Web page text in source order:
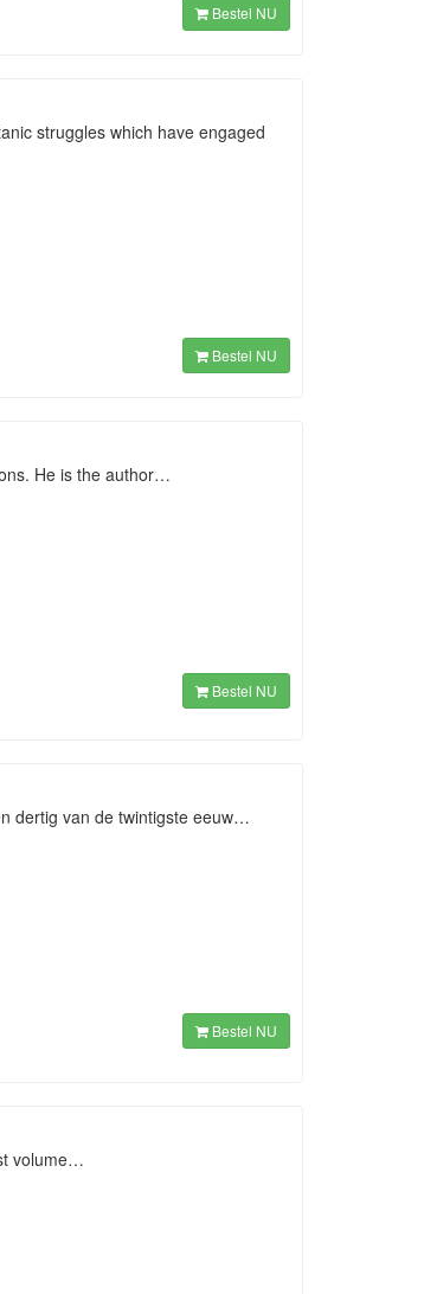
Bestel NU
struggles which have engaged
Bestel NU
He is the author…
Bestel NU
dertig van de twintigste eeuw…
Bestel NU
volume…